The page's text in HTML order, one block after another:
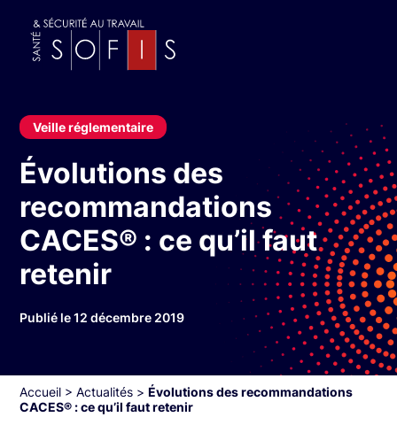
Veille réglementaire
Évolutions des
recommandations
CACES® : ce qu’il faut
retenir
Publié le 12 décembre 2019
Accueil >Actualités >Évolutions des recommandations
CACES® : ce qu’il faut retenir